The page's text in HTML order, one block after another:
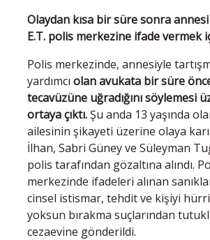
Olaydan kısa bir süre sonra
E.T. polis merkezine ifade vermek
Polis merkezinde, annesiyle
yardımcı olan avukata bir süre
tecavüzüne uğradığını söylemesi
ortaya çıktı.Şu anda 13 yaşında
ailesinin şikayeti üzerine olaya
İlhan, Sabri Güney ve Süleyman
polis tarafından gözaltına alındı.
merkezinde ifadeleri alınan
cinsel istismar, tehdit ve kişiyi
yoksun bırakma suçlarından
cezaevine gönderildi.